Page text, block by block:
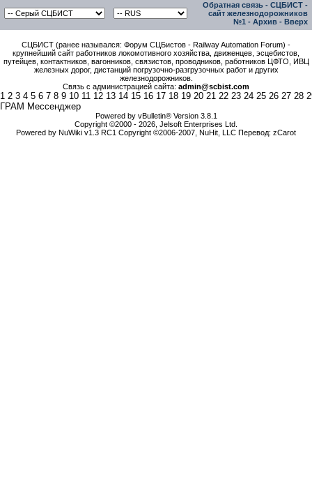
Обратная связь - СЦБИСТ -
сайт железнодорожников
№1 - Архив - Вверх
СЦБИСТ (ранее назывался: Форум СЦБистов - Railway Automation Forum) -
крупнейший сайт работников локомотивного хозяйства, движенцев, эсцебистов,
путейцев, контактников, вагонников, связистов, проводников, работников ЦФТО, ИВЦ
железных дорог, дистанций погрузочно-разгрузочных работ и других
железнодорожников.
Связь с администрацией сайта: admin@scbist.com
1 2 3 4 5 6 7 8 9 10 11 12 13 14 15 16 17 18 19 20 21 22 23 24 25 26 27 28
ГРАМ Мессенджер
Powered by vBulletin® Version 3.8.1
Copyright ©2000 - 2026, Jelsoft Enterprises Ltd.
Powered by NuWiki v1.3 RC1 Copyright ©2006-2007, NuHit, LLC Перевод: zCarot